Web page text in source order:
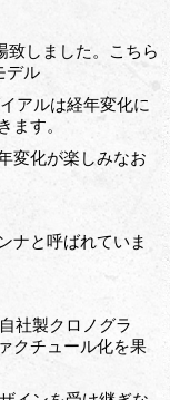
致しました。こちら
デル
アルは経年変化に
ます。
変化が楽しみなお
ナと呼ばれていま
社製クロノグラ
クチュール化を果